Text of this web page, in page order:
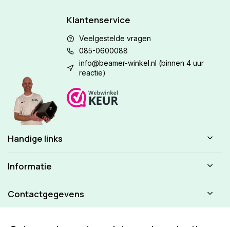
Klantenservice
Veelgestelde vragen
085-0600088
info@beamer-winkel.nl (binnen 4 uur
reactie)
Handige links
Informatie
Contactgegevens